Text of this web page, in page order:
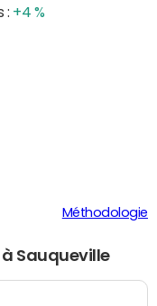
: +4 %
Méthodologie
Sauqueville